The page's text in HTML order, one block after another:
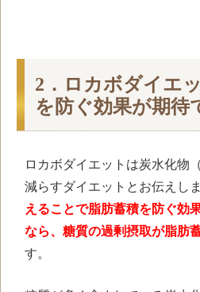
2．ロカボダイエ
を防ぐ効果が期待
ロカボダイエットは炭水化物
減らすダイエットとお伝えし
えることで脂肪蓄積を防ぐ効
なら、糖質の過剰摂取が脂肪
す。